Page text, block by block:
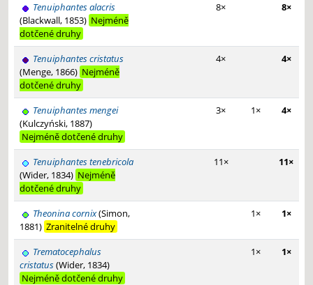
Tenuiphantes alacris
(Blackwall, 1853) Nejméně
dotčené druhy
8× 8×
Tenuiphantes cristatus
(Menge, 1866) Nejméně
dotčené druhy
4× 4×
Tenuiphantes mengei
(Kulczyński, 1887)
Nejméně dotčené druhy
3× 1× 4×
Tenuiphantes tenebricola
(Wider, 1834) Nejméně
dotčené druhy
11× 11×
Theonina cornix(Simon,
1881) Zranitelné druhy
1× 1×
Trematocephalus
cristatus(Wider, 1834)
Nejméně dotčené druhy
1× 1×